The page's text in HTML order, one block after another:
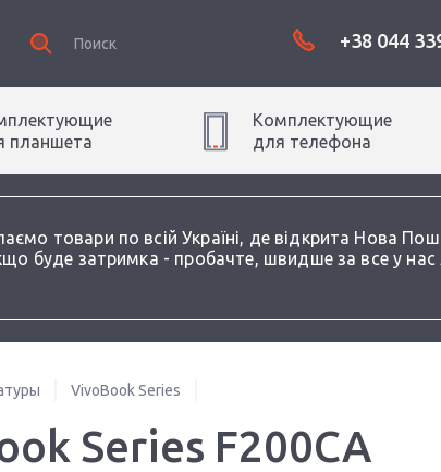
товари по всій Україні, де відкрита Нова
буде затримка - пробачте, швидше за все у
+38 044
планшета
Комплектующие
для телефона
VivoBook Series
Series F200CA